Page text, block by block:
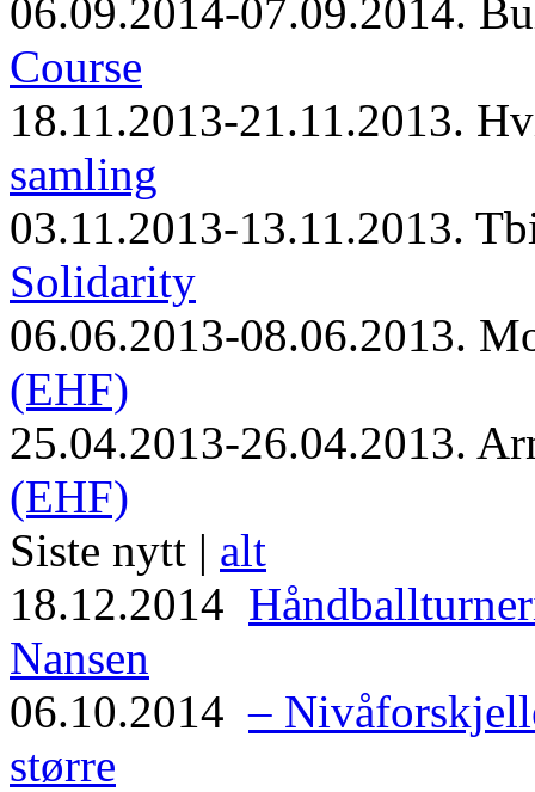
06.09.2014-07.09.2014.
Course
18.11.2013-21.11.2013.
samling
03.11.2013-13.11.2013.
Solidarity
06.06.2013-08.06.2013.
(EHF)
25.04.2013-26.04.2013.
(EHF)
Siste nytt | alt
18.12.2014
Nansen
06.10.2014–
større